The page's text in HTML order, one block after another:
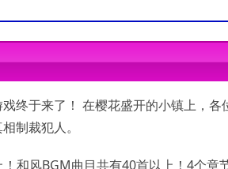
2.4GHz
终于来了！ 在樱花盛开的小镇上，
制裁犯人。
和风BGM曲目共有40首以上！4个